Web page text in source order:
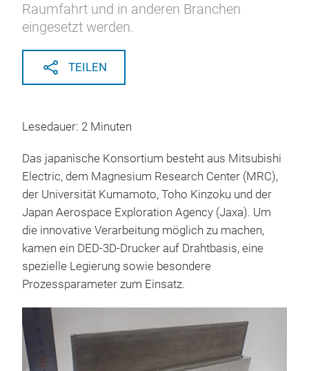
Raumfahrt und in anderen Branchen
eingesetzt werden.
TEILEN
Lesedauer: 2 Minuten
Das japanische Konsortium besteht aus Mitsubishi
Electric, dem Magnesium Research Center (MRC),
der Universität Kumamoto, Toho Kinzoku und der
Japan Aerospace Exploration Agency (Jaxa). Um
die innovative Verarbeitung möglich zu machen,
kamen ein DED-3D-Drucker auf Drahtbasis, eine
spezielle Legierung sowie besondere
Prozessparameter zum Einsatz.